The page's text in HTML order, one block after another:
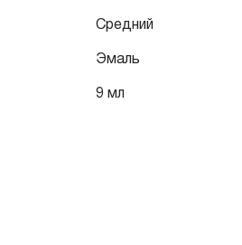
Средний
Эмаль
9 мл